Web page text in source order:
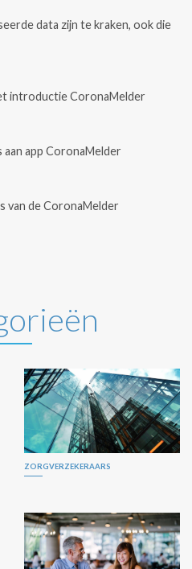
data zijn te kraken, ook die
introductie CoronaMelder
aan app CoronaMelder
van de CoronaMelder
ZORGVERZEKERAARS